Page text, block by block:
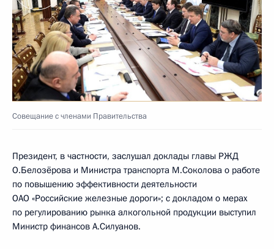
Совещание с членами Правительства
Президент, в частности, заслушал доклады главы РЖД
О.Белозёрова и Министра транспорта М.Соколова о работе
по повышению эффективности деятельности
ОАО «Российские железные дороги»; с докладом о мерах
по регулированию рынка алкогольной продукции выступил
Министр финансов А.Силуанов.